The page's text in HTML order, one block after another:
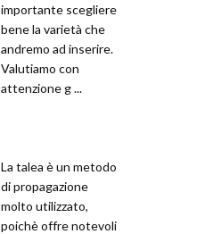
importante scegliere
bene la varietà che
andremo ad inserire.
Valutiamo con
attenzione g ...
La talea è un metodo
di propagazione
molto utilizzato,
poichè offre notevoli